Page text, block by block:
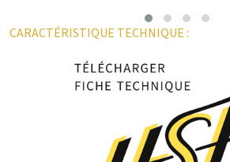
CARACTÉRISTIQUE TECHNIQUE :